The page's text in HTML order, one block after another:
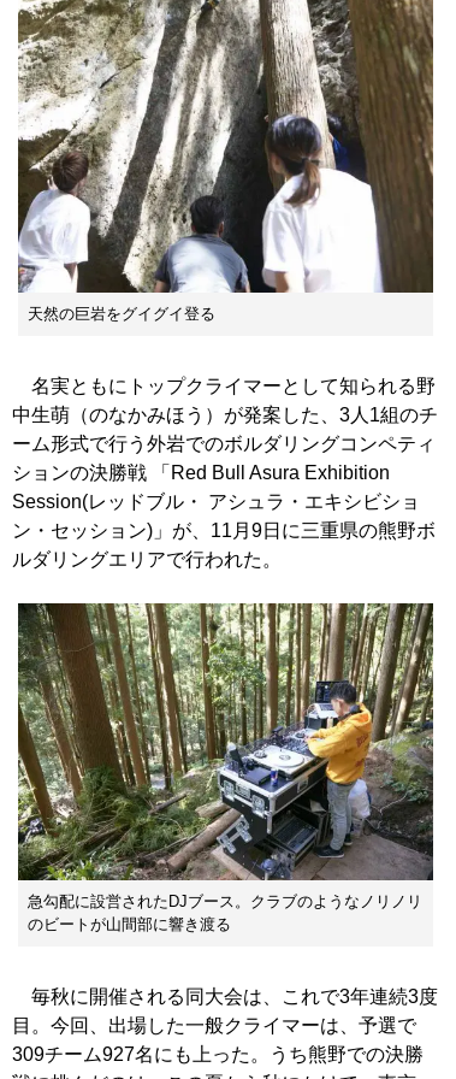
天然の巨岩をグイグイ登る
名実ともにトップクライマーとして知られる野
中生萌（のなかみほう）が発案した、3人1組のチ
ーム形式で行う外岩でのボルダリングコンペティ
ションの決勝戦 「Red Bull Asura Exhibition
Session(レッドブル・ アシュラ・エキシビショ
ン・セッション)」が、11月9日に三重県の熊野ボ
ルダリングエリアで行われた。
急勾配に設営されたDJブース。クラブのようなノリノリ
のビートが山間部に響き渡る
毎秋に開催される同大会は、これで3年連続3度
目。今回、出場した一般クライマーは、予選で
309チーム927名にも上った。うち熊野での決勝